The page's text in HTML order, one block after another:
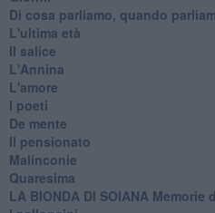
Di cosa parliamo, quando
L'ultima età
Il salice
L'Annina
L'amore
I poeti
De mente
Il pensionato
Malinconie
Quaresima
LA BIONDA DI SOIANA Memorie